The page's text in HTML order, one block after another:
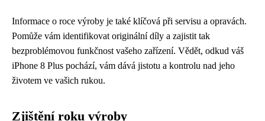
Informace o roce výroby je také klíčová při servisu a opravách.
Pomůže vám identifikovat originální díly a zajistit tak
bezproblémovou funkčnost vašeho zařízení. Vědět, odkud váš
iPhone 8 Plus pochází, vám dává jistotu a kontrolu nad jeho
životem ve vašich rukou.
Zjištění roku výroby